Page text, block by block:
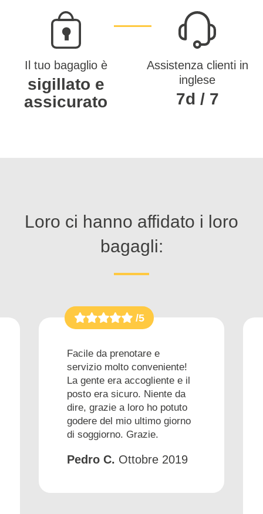
Il tuo bagaglio è
sigillato e
assicurato
Assistenza clienti in
inglese
7d / 7
Loro ci hanno affidato i loro
bagagli:
/5
Facile da prenotare e
servizio molto conveniente!
La gente era accogliente e il
posto era sicuro. Niente da
dire, grazie a loro ho potuto
godere del mio ultimo giorno
di soggiorno. Grazie.
Pedro C. Ottobre 2019